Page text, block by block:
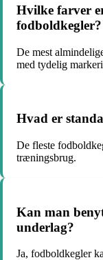
Hvilke farver
fodboldkegler?
De mest
med tydelig
Hvad er
De fleste
træningsbrug.
Kan man
underlag?
Ja, fodboldkegler